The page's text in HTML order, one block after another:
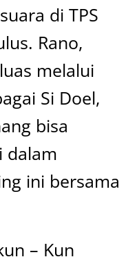
di TPS
Rano,
melalui
Si Doel,
bisa
dalam
ini bersama
– Kun